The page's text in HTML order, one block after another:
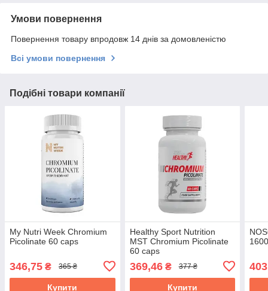
Умови повернення
Повернення товару впродовж 14 днів за домовленістю
Всі умови повернення
Подібні товари компанії
My Nutri Week Chromium
Picolinate 60 caps
346,75 ₴ 365 ₴
Купити
Healthy Sport Nutrition
MST Chromium Picolinate
60 caps
369,46₴ 377 ₴
Купити